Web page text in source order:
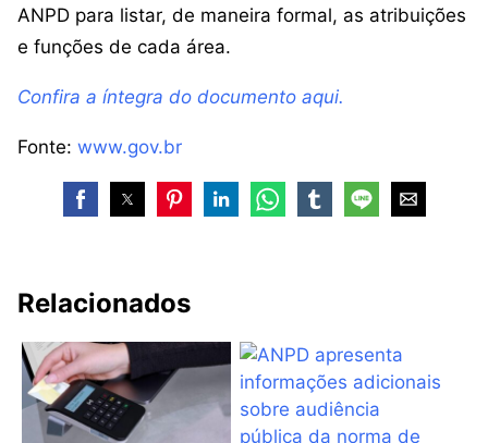
ANPD para listar, de maneira formal, as atribuições
e funções de cada área.
Confira a íntegra do documento aqui.
Fonte: www.gov.br
Relacionados